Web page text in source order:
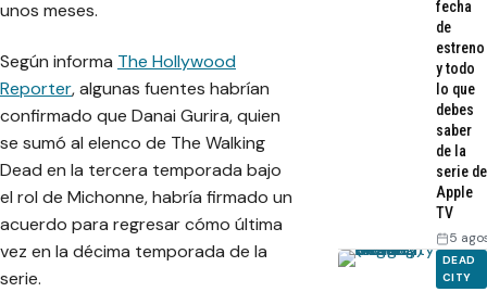
unos meses.
Según informa The Hollywood
Reporter, algunas fuentes habrían
confirmado que Danai Gurira, quien
se sumó al elenco de The Walking
Dead en la tercera temporada bajo
el rol de Michonne, habría firmado un
acuerdo para regresar cómo última
vez en la décima temporada de la
serie.
fecha
de
estreno
y todo
lo que
debes
saber
de la
serie de
Apple
TV
5
DEAD
CITY